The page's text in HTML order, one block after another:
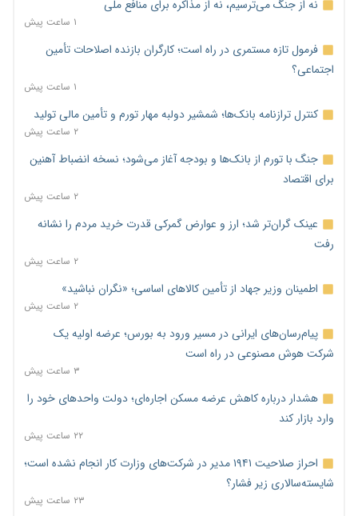
نه از جنگ می‌ترسیم، نه از مذاکره برای منافع ملی
۱ ساعت پیش
فرمول تازه مستمری در راه است؛ کارگران بازنده اصلاحات تأمین
اجتماعی؟
۱ ساعت پیش
کنترل ترازنامه بانک‌ها؛ شمشیر دولبه مهار تورم و تأمین مالی تولید
۲ ساعت پیش
جنگ با تورم از بانک‌ها و بودجه آغاز می‌شود؛ نسخه انضباط آهنین
برای اقتصاد
۲ ساعت پیش
عینک گران‌تر شد؛ ارز و عوارض گمرکی قدرت خرید مردم را نشانه
رفت
۲ ساعت پیش
اطمینان وزیر جهاد از تأمین کالاهای اساسی؛ «نگران نباشید»
۲ ساعت پیش
پیام‌رسان‌های ایرانی در مسیر ورود به بورس؛ عرضه اولیه یک
شرکت هوش مصنوعی در راه است
۳ ساعت پیش
هشدار درباره کاهش عرضه مسکن اجاره‌ای؛ دولت واحدهای خود را
وارد بازار کند
۲۲ ساعت پیش
احراز صلاحیت ۱۹۴۱ مدیر در شرکت‌های وزارت کار انجام نشده است؛
شایسته‌سالاری زیر فشار؟
۲۳ ساعت پیش